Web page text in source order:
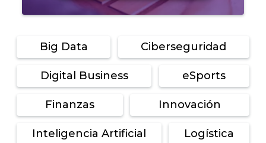
Big Data Ciberseguridad
Digital Business eSports
Finanzas Innovación
Inteligencia Artificial Logística